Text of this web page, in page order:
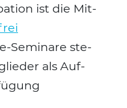
ist die Mit­
Semi­na­re ste­
als Auf­